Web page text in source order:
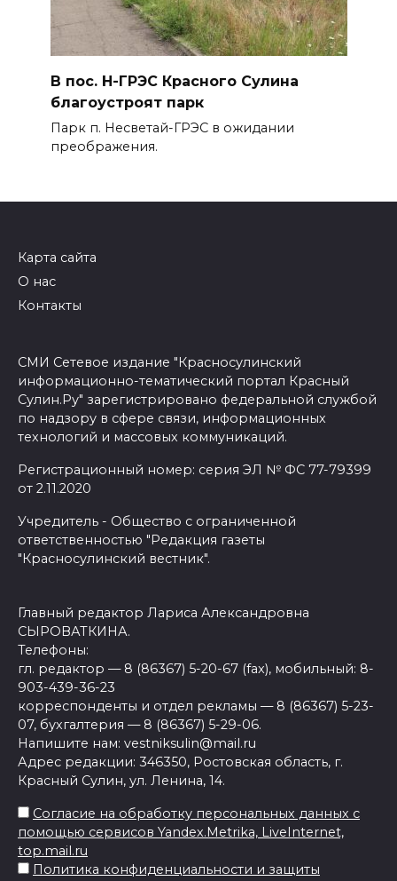
В пос. Н-ГРЭС Красного Сулина
благоустроят парк
Парк п. Несветай-ГРЭС в ожидании
преображения.
Карта сайта
О нас
Контакты
СМИ Сетевое издание "Красносулинский
информационно-тематический портал Красный
Сулин.Ру" зарегистрировано федеральной службой
по надзору в сфере связи, информационных
технологий и массовых коммуникаций.
Регистрационный номер: серия ЭЛ № ФС 77-79399
от 2.11.2020
Учредитель - Общество с ограниченной
ответственностью "Редакция газеты
"Красносулинский вестник".
Главный редактор Лариса Александровна
СЫРОВАТКИНА.
Телефоны:
гл. редактор — 8 (86367) 5-20-67 (fax), мобильный: 8-
903-439-36-23
корреспонденты и отдел рекламы — 8 (86367) 5-23-
07, бухгалтерия — 8 (86367) 5-29-06.
Напишите нам: vestniksulin@mail.ru
Адрес редакции: 346350, Ростовская область, г.
Красный Сулин, ул. Ленина, 14.
Согласие на обработку персональных данных с
помощью сервисов Yandex.Metrika, LiveInternet,
top.mail.ru
Политика конфиденциальности и защиты